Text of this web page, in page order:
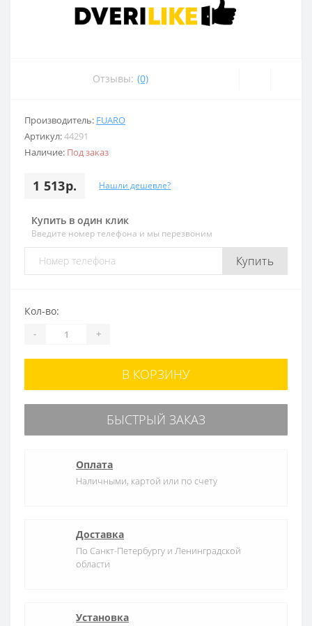
Отзывы: (0)
Производитель: FUARO
Артикул:44291
Наличие: Под заказ
1 513р. Нашли дешевле?
Купить в один клик
Введите номер телефона и мы перезвоним
Купить
Кол-во:
- +
В КОРЗИНУ
БЫСТРЫЙ ЗАКАЗ
Оплата
Наличными, картой или по счету
Доставка
По Санкт-Петербургу и Ленинградской
области
Установка